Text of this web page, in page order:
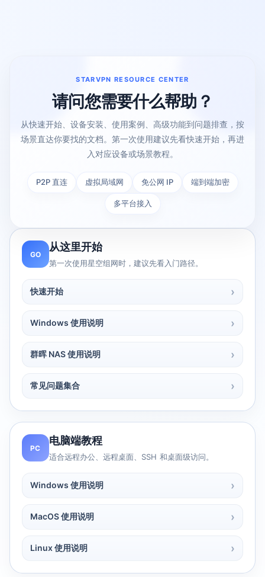
STARVPN RESOURCE CENTER
请问您需要什么帮助？
从快速开始、设备安装、使用案例、高级功能到问题排查，按
场景直达你要找的文档。第一次使用建议先看快速开始，再进
入对应设备或场景教程。
P2P 直连 虚拟局域网 免公网 IP 端到端加密
多平台接入
GO
从这里开始
第一次使用星空组网时，建议先看入门路径。
快速开始
Windows 使用说明
群晖 NAS 使用说明
常见问题集合
PC
电脑端教程
适合远程办公、远程桌面、SSH 和桌面级访问。
Windows 使用说明
MacOS 使用说明
Linux 使用说明